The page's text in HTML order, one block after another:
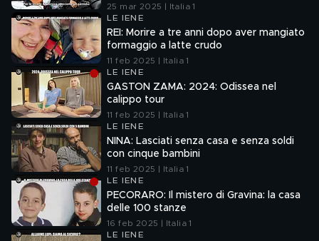
25 mar 2025 | Italia 1
LE IENE
REI: Morire a tre anni dopo aver mangiato
formaggio a latte crudo
11 feb 2025 | Italia 1
LE IENE
GASTON ZAMA: 2024: Odissea nel
calippo tour
11 feb 2025 | Italia 1
LE IENE
NINA: Lasciati senza casa e senza soldi
con cinque bambini
11 feb 2025 | Italia 1
LE IENE
PECORARO: Il mistero di Gravina: la casa
delle 100 stanze
16 feb 2025 | Italia 1
LE IENE